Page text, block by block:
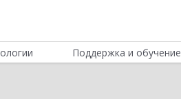
Поддержка и обучение